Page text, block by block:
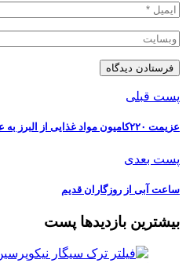
پست قبلی
️عزیمت ۲۲۰کامیون مواد غذایی از البرز به عراق
پست بعدی
ساعت آبی از روزگاران قدیم
بیشترین بازدیدها پست